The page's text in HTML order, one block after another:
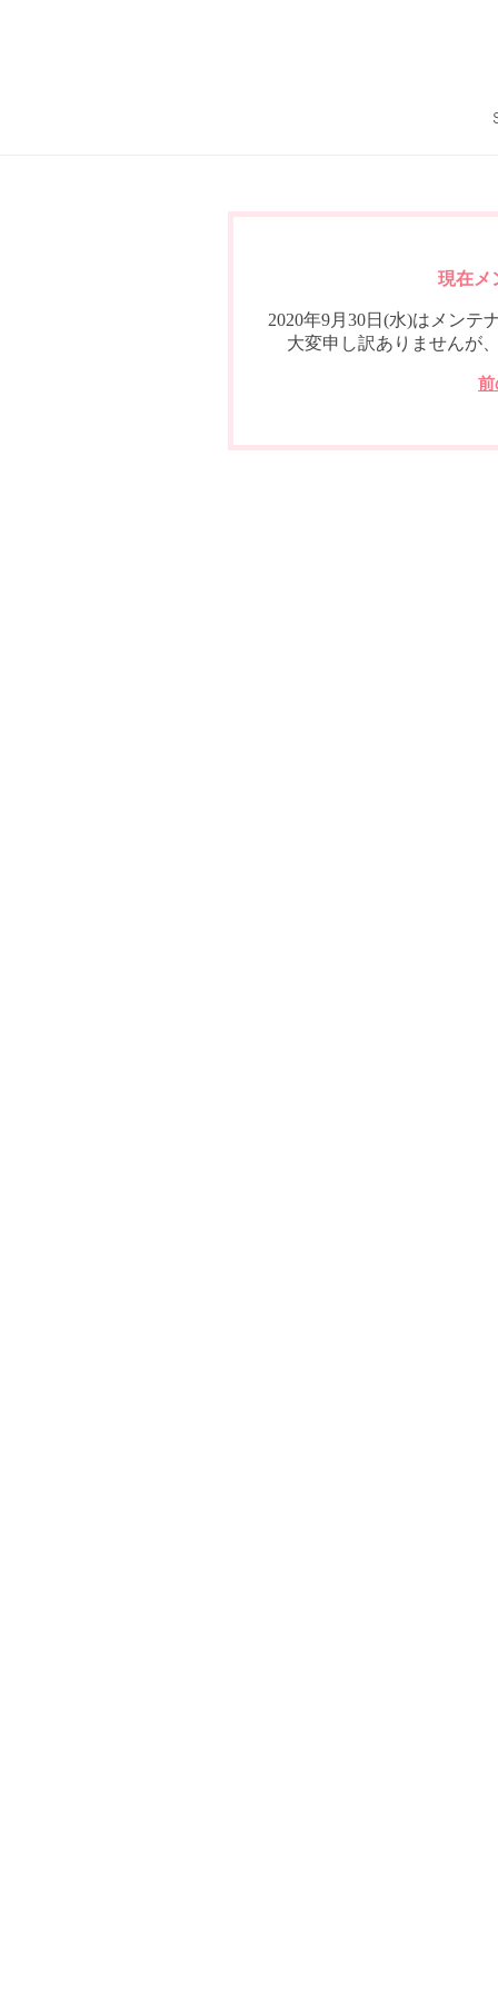
現在メ
2020年9月30日(水)はメンテ
大変申し訳ありませんが
前